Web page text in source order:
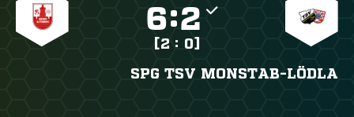
:
[2 : 0]
SPG TSV MONSTAB-LÖDLA